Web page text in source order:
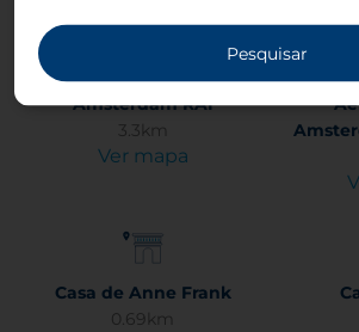
Amsterdam RAI
3.3km
Ver mapa
Casa de Anne Frank
0.69km
Pesquisar